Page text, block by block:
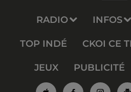
RADIO INFOS
TOP INDÉ CKOI CE
JEUX PUBLICITÉ